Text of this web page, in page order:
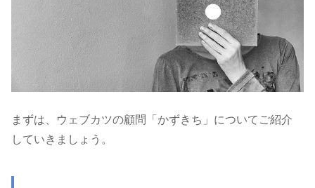
まずは、ウェブカツの顧問「かずきち」についてご紹介
していきましょう。